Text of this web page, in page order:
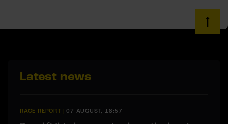
Latest news
RACE REPORT |07 AUGUST, 18:57